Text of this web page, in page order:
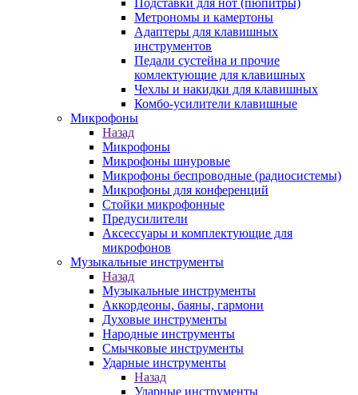
Подставки для нот (пюпитры)
Метрономы и камертоны
Адаптеры для клавишных
инструментов
Педали сустейна и прочие
комлектующие для клавишных
Чехлы и накидки для клавишных
Комбо-усилители клавишные
Микрофоны
Назад
Микрофоны
Микрофоны шнуровые
Микрофоны беспроводные (радиосистемы)
Микрофоны для конференций
Стойки микрофонные
Предусилители
Аксессуары и комплектующие для
микрофонов
Музыкальные инструменты
Назад
Музыкальные инструменты
Аккордеоны, баяны, гармони
Духовые инструменты
Народные инструменты
Смычковые инструменты
Ударные инструменты
Назад
Ударные инструменты